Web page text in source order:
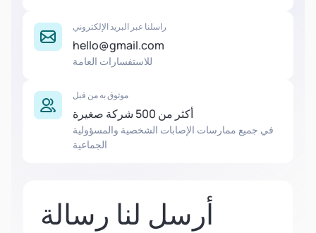
راسلنا عبر البريد الإلكتروني
hello@gmail.com
للاستفسارات العامة
موثوق به من قبل
أكثر من 500 شركة صغيرة
في جميع ممارسات الإصابات الشخصية والمسؤولية
الجماعية
أرسل لنا رسالة